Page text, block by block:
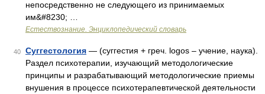
непосредственно не следующего из принимаемых
им&#8230; …
Естествознание. Энциклопедический словарь
40 Суггестология — (суггестия + греч. logos – учение, наука).
Раздел психотерапии, изучающий методологические
принципы и разрабатывающий методологические приемы
внушения в процессе психотерапевтической деятельности